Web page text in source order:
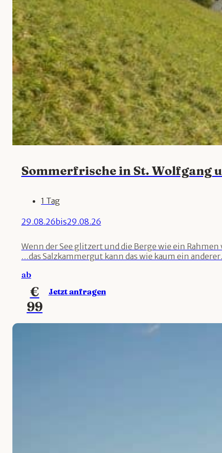
Sommerfrische in St. Wolfgang
1 Tag
29.08.26bis29.08.26
Wenn der See glitzert und die Berge wie ein
…das Salzkammergut kann das wie kaum ein
ab
€
99
Jetzt anfragen